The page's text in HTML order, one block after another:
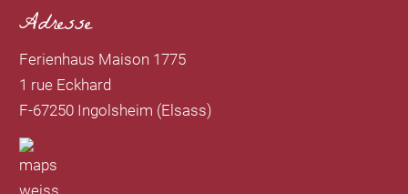
Adresse
Ferienhaus Maison 1775
1 rue Eckhard
F-67250 Ingolsheim (Elsass)